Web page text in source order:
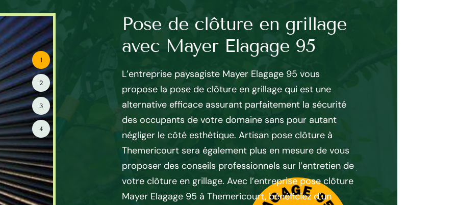
de clôture
est complexe
et des
Mayer Elagage 95
de ses artisans pose
aux services de Mayer
un résultat sûr à
plus, artisan pose
vous fournir des conseils
clôture à poser et la
Pose de clôture en grillage
avec Mayer Elagage 95
L’entreprise paysagiste Mayer Elagage 95 vous
propose la pose de clôture en grillage qui est une
alternative efficace assurant parfaitement la sécurité
des occupants de votre domaine sans pour autant
négliger le côté esthétique. Artisan pose clôture à
Themericourt sera également plus en mesure de vous
proposer des conseils professionnels sur l’entretien de
votre clôture en grillage. Avec l’entreprise pose clôture
Mayer Elagage 95 à Themericourt, bénéficiez d’un
1
2
3
4